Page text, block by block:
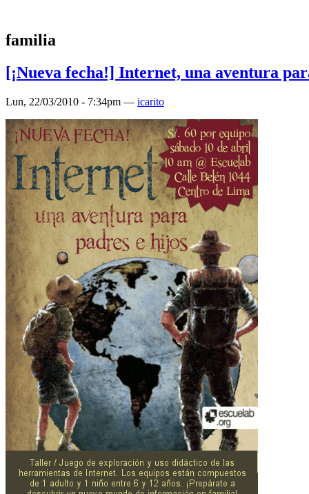
familia
[¡Nueva fecha!] Internet, una aventura
Lun, 22/03/2010 - 7:34pm — icarito